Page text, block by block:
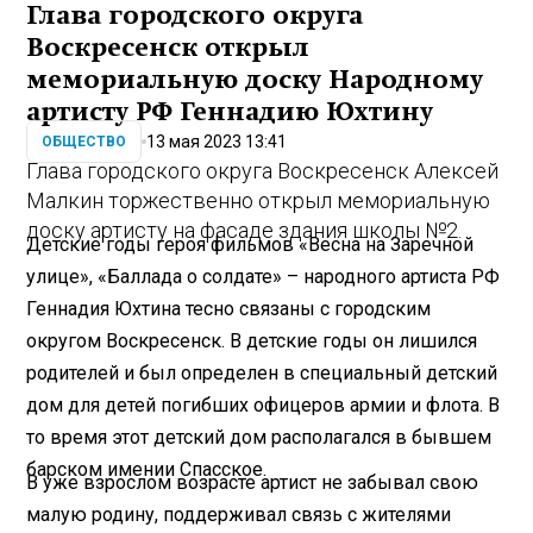
Глава городского округа
Воскресенск открыл
мемориальную доску Народному
артисту РФ Геннадию Юхтину
ОБЩЕСТВО 13 мая 2023 13:41
Глава городского округа Воскресенск Алексей
Малкин торжественно открыл мемориальную
доску артисту на фасаде здания школы №2.
Детские годы героя фильмов «Весна на Заречной
улице», «Баллада о солдате» – народного артиста РФ
Геннадия Юхтина тесно связаны с городским
округом Воскресенск. В детские годы он лишился
родителей и был определен в специальный детский
дом для детей погибших офицеров армии и флота. В
то время этот детский дом располагался в бывшем
барском имении Спасское.
В уже взрослом возрасте артист не забывал свою
малую родину, поддерживал связь с жителями